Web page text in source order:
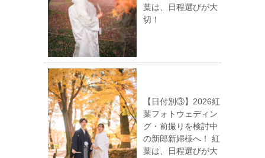
葉は、日程選びが大
切！
【日付別③】2026紅
葉フォトウェディン
グ・前撮りを検討中
の新郎新婦様へ！ 紅
葉は、日程選びが大